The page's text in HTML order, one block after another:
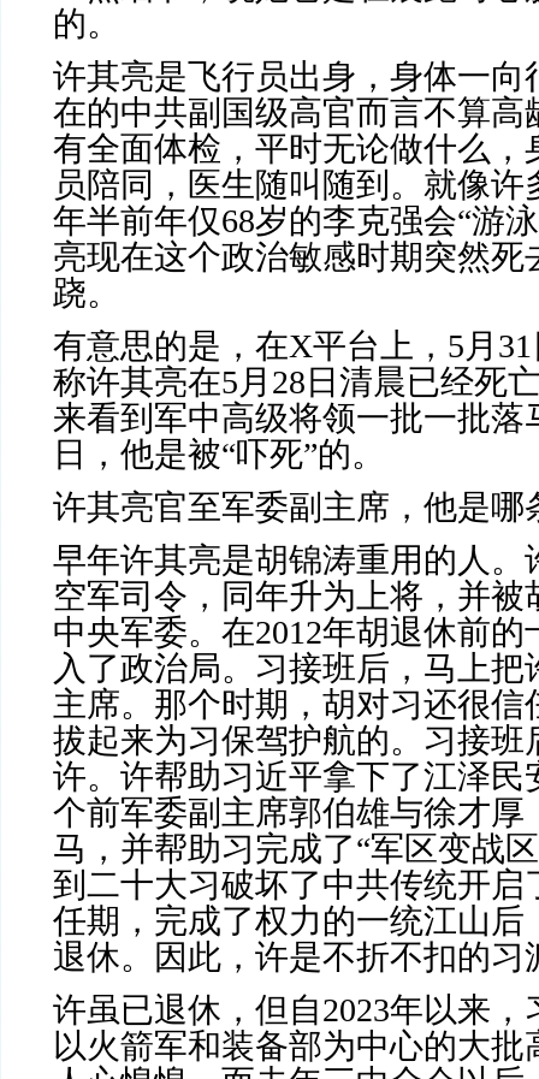
的。
许其亮是飞行员出身，身体一向
在的中共副国级高官而言不算高
有全面体检，平时无论做什么，
员陪同，医生随叫随到。就像许
年半前年仅68岁的李克强会“游
亮现在这个政治敏感时期突然死
跷。
有意思的是，在X平台上， 5月 31
称许其亮在5月 28 日清晨已经死
来看到军中高级将领一批一批落
日，他是被“吓死”的。
许其亮官至军委副主席，他是哪
早年许其亮是胡锦涛重用的人。
空军司令，同年升为上将，并被
中央军委。在2012年胡退休前的
入了政治局。习接班后，马上把
主席。那个时期，胡对习还很信
拔起来为习保驾护航的。习接班
许。许帮助习近平拿下了江泽民
个前军委副主席郭伯雄与徐才厚
马，并帮助习完成了“军区变战
到二十大习破坏了中共传统开启
任期，完成了权力的一统江山后
退休。因此，许是不折不扣的习
许虽已退休，但自2023年以来，
以火箭军和装备部为中心的大批